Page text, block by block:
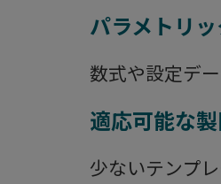
パラメトリ
数式や設定デ
適応可能な
少ないテンプ